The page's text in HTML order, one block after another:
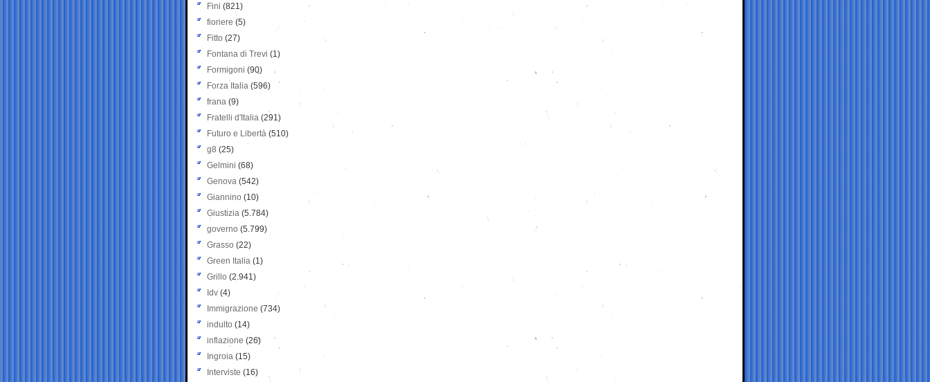
Fini (821)
fioriere (5)
Fitto (27)
Fontana di Trevi (1)
Formigoni (90)
Forza Italia (596)
frana (9)
Fratelli d'Italia (291)
Futuro e Libertà (510)
g8 (25)
Gelmini (68)
Genova (542)
Giannino (10)
Giustizia (5.784)
governo (5.799)
Grasso (22)
Green Italia (1)
Grillo (2.941)
Idv (4)
Immigrazione (734)
indulto (14)
inflazione (26)
Ingroia (15)
Interviste (16)